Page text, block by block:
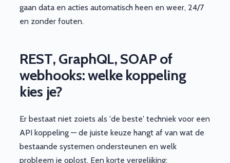
gaan data en acties automatisch heen en weer, 24/7
en zonder fouten.
REST, GraphQL, SOAP of
webhooks: welke koppeling
kies je?
Er bestaat niet zoiets als 'de beste' techniek voor een
API koppeling — de juiste keuze hangt af van wat de
bestaande systemen ondersteunen en welk
probleem je oplost. Een korte vergelijking: